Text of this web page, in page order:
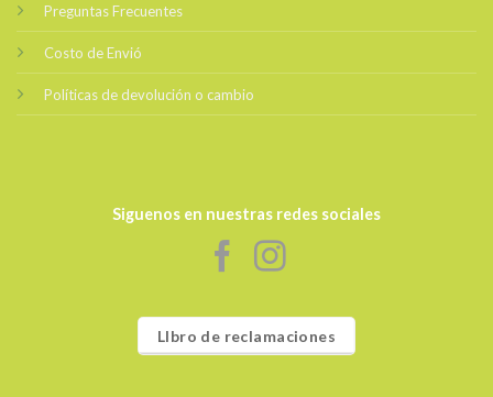
Preguntas Frecuentes
Costo de Envió
Políticas de devolución o cambio
Siguenos en nuestras redes sociales
LIbro de reclamaciones